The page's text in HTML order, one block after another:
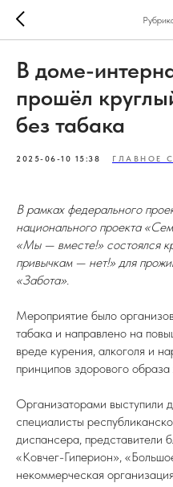
В доме-
прошёл
без табака
2025-06-10 15:38 ГЛАВНОЕ
В рамках федерального
национального проекта
«Мы — вместе!» состоялся
привычкам — нет!» для
«Забота».
Мероприятие было
табака и направлено на
вреде курения, алкоголя и
принципов здорового
Организаторами выступили
специалисты
диспансера, представители
«Ковчег-Гиперион»,
некоммерческая